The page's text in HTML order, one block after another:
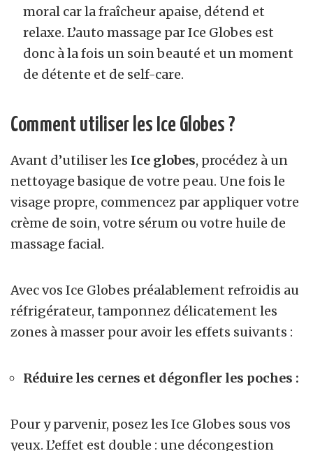
moral car la fraîcheur apaise, détend et
relaxe. L’auto massage par Ice Globes est
donc à la fois un soin beauté et un moment
de détente et de self-care.
Comment utiliser les Ice Globes ?
Avant d’utiliser les Ice globes, procédez à un
nettoyage basique de votre peau. Une fois le
visage propre, commencez par appliquer votre
crème de soin, votre sérum ou votre huile de
massage facial.
Avec vos Ice Globes préalablement refroidis au
réfrigérateur, tamponnez délicatement les
zones à masser pour avoir les effets suivants :
Réduire les cernes et dégonfler les poches :
Pour y parvenir, posez les Ice Globes sous vos
yeux. L’effet est double : une décongestion